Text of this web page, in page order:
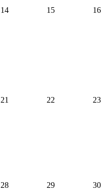
14 15 16
21 22 23
28 29 30